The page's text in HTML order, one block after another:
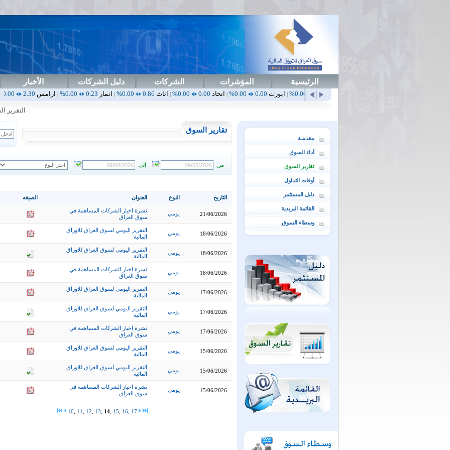
الرئيسية المؤشرات الشركات دليل الشركات الأخبار
ابورت 0.00%
|اتحاد0.00
0.00%
|اثاث0.86
0.00%
|اثمار0.23
0.00%
|ارامس2.30
0.00%
|اربيل
التقرير
مقدمـة
أداء السوق
تقارير السوق
أوقات التداول
دليل المستثمر
القائمة البريدية
وسطاء السوق
تقارير السوق
من إلى
الصيغه العنوان النوع التاريخ
نشرة اخبار الشركات المساهمة في
سوق العراق
يومي 21/06/2026
التقرير اليومي لسوق العراق للاوراق
المالية
يومي 18/06/2026
التقرير اليومي لسوق العراق للاوراق
المالية
يومي 18/06/2026
نشرة اخبار الشركات المساهمة في
سوق العراق
يومي 18/06/2026
التقرير اليومي لسوق العراق للاوراق
المالية
يومي 17/06/2026
التقرير اليومي لسوق العراق للاوراق
المالية
يومي 17/06/2026
نشرة اخبار الشركات المساهمة في
سوق العراق
يومي 17/06/2026
التقرير اليومي لسوق العراق للاوراق
المالية
يومي 15/06/2026
التقرير اليومي لسوق العراق للاوراق
المالية
يومي 15/06/2026
نشرة اخبار الشركات المساهمة في
سوق العراق
يومي 15/06/2026
10 11 12 13 14 15 16 17